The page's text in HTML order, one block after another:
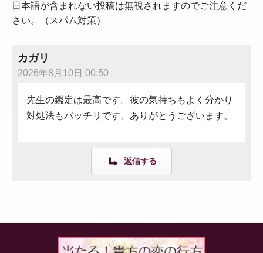
日本語が含まれない投稿は無視されますのでご注意くだ
さい。（スパム対策）
カガリ
2026年8月10日 00:50
先生の鑑定は最高です。彼の気持ちもよく分かり
対処法もバッチリです、ありがとうございます。
返信する